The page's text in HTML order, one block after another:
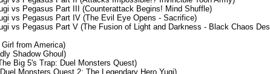
vs Pegasus Part III (Counterattack Begins! Mind Shuffle)
vs Pegasus Part IV (The Evil Eye Opens - Sacrifice)
vs Pegasus Part V (The Fusion of Light and Darkness - Black Chaos Des
from America)
Shadow Ghoul)
Big 5's Trap: Duel Monsters Quest)
Monsters Quest 2: The Legendary Hero Yugi)